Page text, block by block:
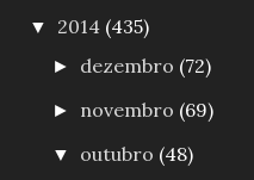
▼ 2014 (435)
► dezembro (72)
► novembro (69)
▼ outubro (48)